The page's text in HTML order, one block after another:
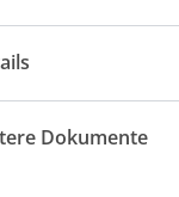
Dokumente